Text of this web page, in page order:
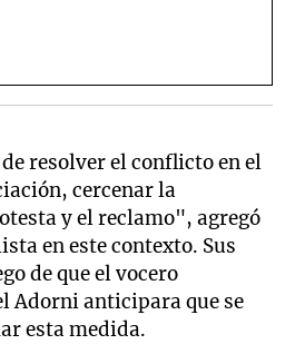
resolver el conflicto en el
cercenar la
y el reclamo", agregó
en este contexto. Sus
de que el vocero
Adorni anticipara que se
esta medida.